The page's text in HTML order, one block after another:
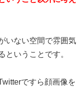
いない空間で雰囲気
ということです。
ですら顔画像を